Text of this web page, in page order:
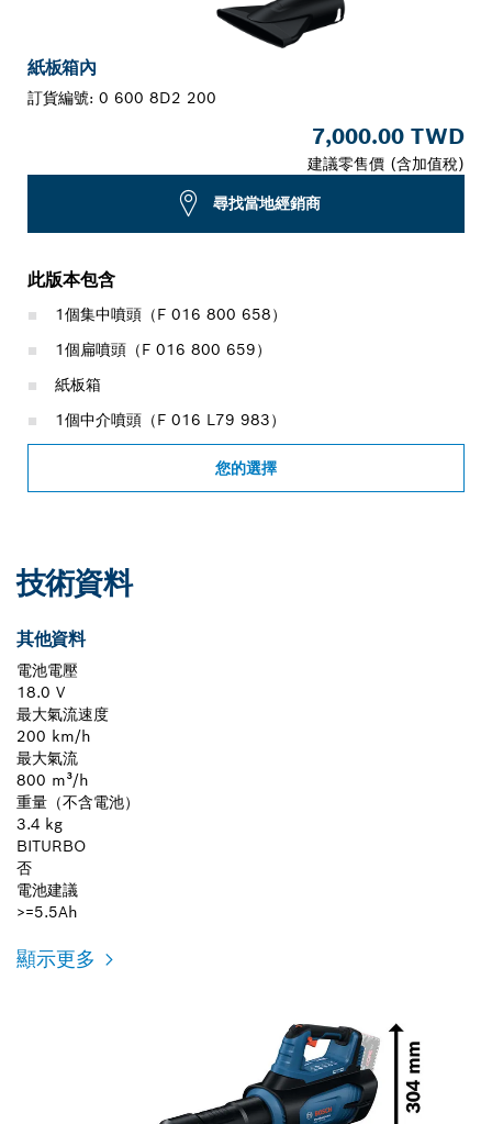
紙板箱內
訂貨編號: 0 600 8D2 200
7,000.00 TWD
建議零售價 (含加值稅)
尋找當地經銷商
此版本包含
1個集中噴頭（F 016 800 658）
1個扁噴頭（F 016 800 659）
紙板箱
1個中介噴頭（F 016 L79 983）
您的選擇
技術資料
其他資料
電池電壓
18.0 V
最大氣流速度
200 km/h
最大氣流
800 m³/h
重量（不含電池）
3.4 kg
BITURBO
否
電池建議
>=5.5Ah
顯示更多